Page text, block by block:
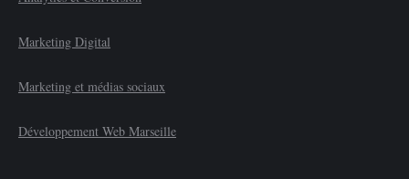
Marketing Digital
Marketing et médias sociaux
Développement Web Marseille